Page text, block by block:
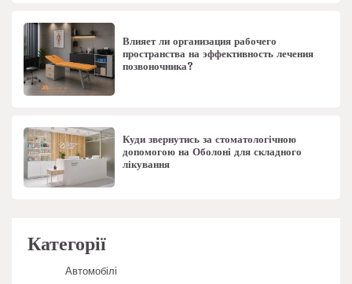
Влияет ли организация рабочего
пространства на эффективность лечения
позвоночника?
Куди звернутись за стоматологічною
допомогою на Оболоні для складного
лікування
Категорії
Автомобілі